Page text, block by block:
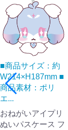
■商品サイズ：約
W214×H187mm ■
商品素材：ポリ
エ...
おねがいアイプリ
ぬいパスケース フ